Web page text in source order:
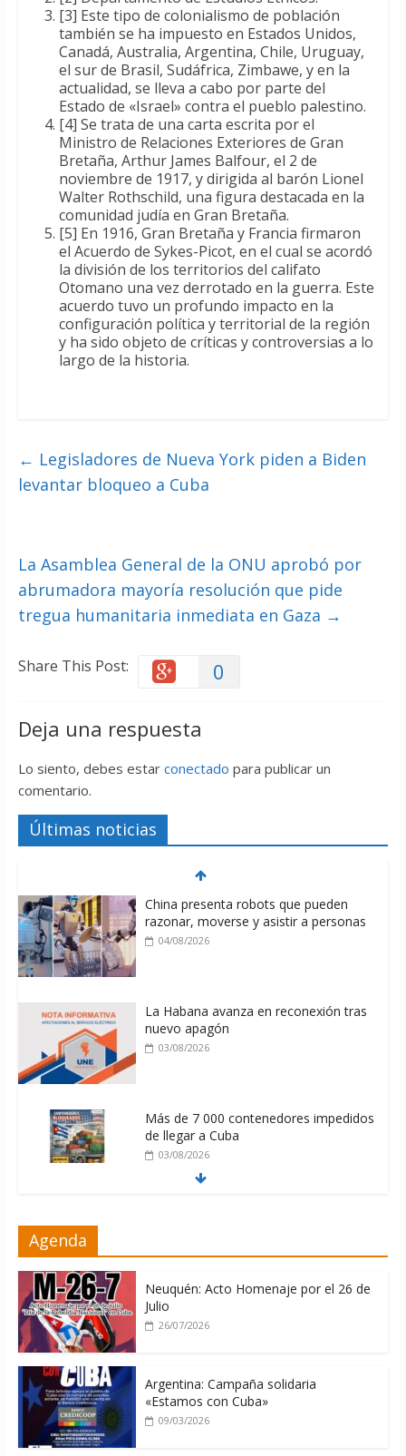
[3] Este tipo de colonialismo de población
también se ha impuesto en Estados Unidos,
Canadá, Australia, Argentina, Chile, Uruguay,
el sur de Brasil, Sudáfrica, Zimbawe, y en la
actualidad, se lleva a cabo por parte del
Estado de «Israel» contra el pueblo palestino.
[4] Se trata de una carta escrita por el
Ministro de Relaciones Exteriores de Gran
Bretaña, Arthur James Balfour, el 2 de
noviembre de 1917, y dirigida al barón Lionel
Walter Rothschild, una figura destacada en la
comunidad judía en Gran Bretaña.
[5] En 1916, Gran Bretaña y Francia firmaron
el Acuerdo de Sykes-Picot, en el cual se acordó
la división de los territorios del califato
Otomano una vez derrotado en la guerra. Este
acuerdo tuvo un profundo impacto en la
configuración política y territorial de la región
y ha sido objeto de críticas y controversias a lo
largo de la historia.
← Legisladores de Nueva York piden a Biden
levantar bloqueo a Cuba
La Asamblea General de la ONU aprobó por
abrumadora mayoría resolución que pide
tregua humanitaria inmediata en Gaza →
Share This Post: 0
Deja una respuesta
Lo siento, debes estar conectado para publicar un
comentario.
Últimas noticias
China presenta robots que pueden
razonar, moverse y asistir a personas
04/08/2026
La Habana avanza en reconexión tras
nuevo apagón
03/08/2026
Más de 7 000 contenedores impedidos
de llegar a Cuba
03/08/2026
04/08/2026
Agenda
Neuquén: Acto Homenaje por el 26 de
Julio
26/07/2026
Argentina: Campaña solidaria
«Estamos con Cuba»
09/03/2026